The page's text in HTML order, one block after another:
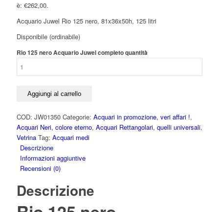
è: €262,00.
Acquario Juwel Rio 125 nero, 81x36x50h, 125 litri
Disponibile (ordinabile)
Rio 125 nero Acquario Juwel completo quantità
Aggiungi al carrello
COD: JW01350 Categorie: Acquari in promozione, veri affari !,
Acquari Neri, colore eterno, Acquari Rettangolari, quelli universali,
Vetrina Tag: Acquari medi
Descrizione
Informazioni aggiuntive
Recensioni (0)
Descrizione